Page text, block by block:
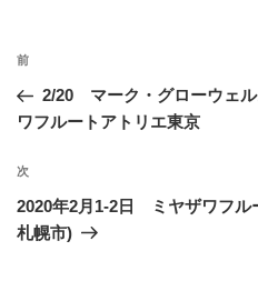
投
ナ
ゲ
ー
シ
過
去
の
稿
前
2/20 マーク・グローウェ
ワフルートアトリエ東京
次
の
投
次
2020年2月1-2日 ミヤザワフル
札幌市)